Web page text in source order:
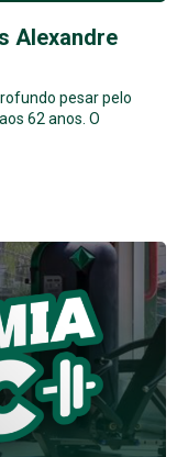
Alexandre
pesar pelo
62 anos. O